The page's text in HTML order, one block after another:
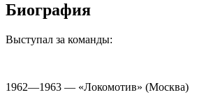
Биография
Выступал за команды:
1962—1963 — «Локомотив» (Москва)